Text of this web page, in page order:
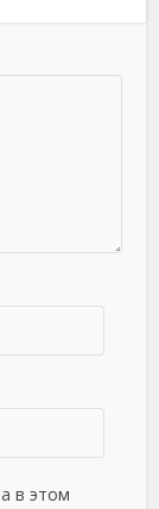
в этом